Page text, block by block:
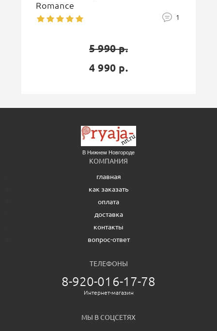
Romance
1
5 990 р.
4 990 р.
В Нижнем Новгороде
КОМПАНИЯ
главная
как заказать
оплата
доставка
контакты
вопрос-ответ
ТЕЛЕФОНЫ
8-920-016-17-78
Интернет-магазин
МЫ В СОЦСЕТЯХ